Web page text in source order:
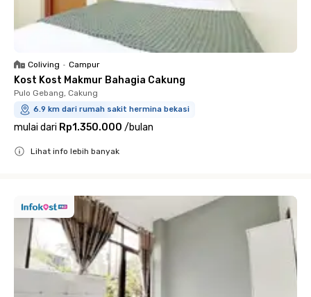
Coliving • Campur
Kost Kost Makmur Bahagia Cakung
Pulo Gebang, Cakung
6.9 km dari rumah sakit hermina bekasi
mulai dari Rp1.350.000 /bulan
Lihat info lebih banyak